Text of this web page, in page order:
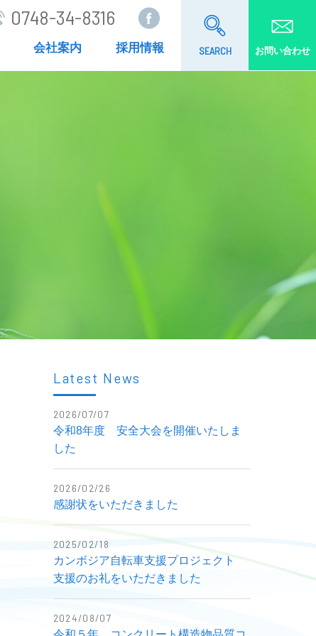
SEARCH お問い合わせ
0748-34-8316
会社案内 採用情報
Latest News
2026/07/07
令和8年度 安全大会を開催いたしま
した
2026/02/26
感謝状をいただきました
2025/02/18
カンボジア自転車支援プロジェクト
支援のお礼をいただきました
2024/08/07